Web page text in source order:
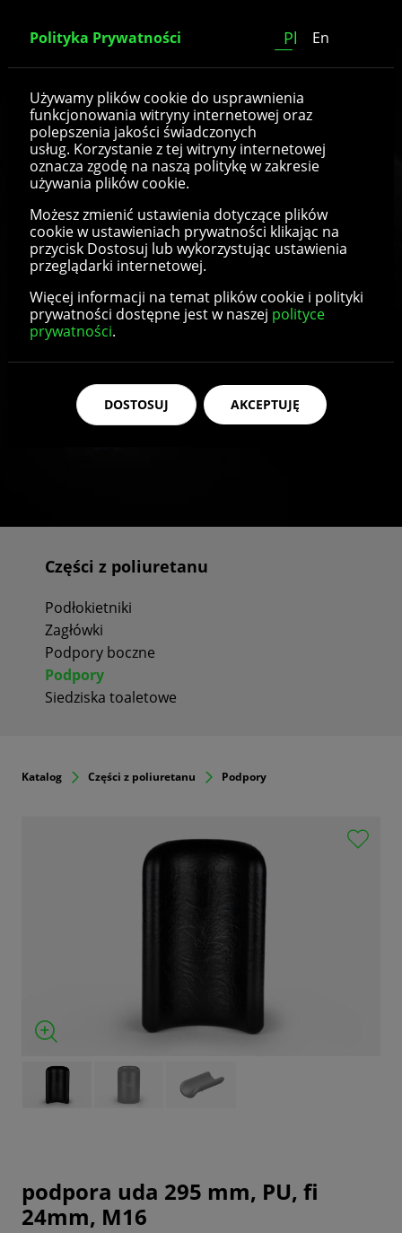
Podpory
Szczegóły produktu
Części z poliuretanu
Podłokietniki
Zagłówki
Podpory boczne
Podpory
Siedziska toaletowe
Katalog Części z poliuretanu Podpory
podpora uda 295 mm, PU, fi
24mm, M16
Polityka Prywatności Pl En
Używamy plików cookie do usprawnienia
funkcjonowania witryny internetowej oraz
polepszenia jakości świadczonych
usług. Korzystanie z tej witryny internetowej
oznacza zgodę na naszą politykę w zakresie
używania plików cookie.
Możesz zmienić ustawienia dotyczące plików
cookie w ustawieniach prywatności klikając na
przycisk Dostosuj lub wykorzystując ustawienia
przeglądarki internetowej.
Więcej informacji na temat plików cookie i polityki
prywatności dostępne jest w naszej polityce
prywatności.
DOSTOSUJ AKCEPTUJĘ